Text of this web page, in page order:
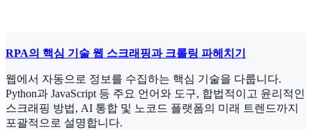
RPA의 핵심 기술 웹 스크래핑과 크롤링 파헤치기
웹에서 자동으로 정보를 수집하는 핵심 기술을 다룹니다.
Python과 JavaScript 등 주요 언어와 도구, 합법적이고 윤리적인
스크래핑 방법, AI 통합 및 노코드 플랫폼의 미래 트렌드까지
포괄적으로 설명합니다.